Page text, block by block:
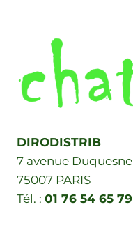
DIRODISTRIB
7 avenue Duquesne
75007 PARIS
Tél. : 01 76 54 65 79